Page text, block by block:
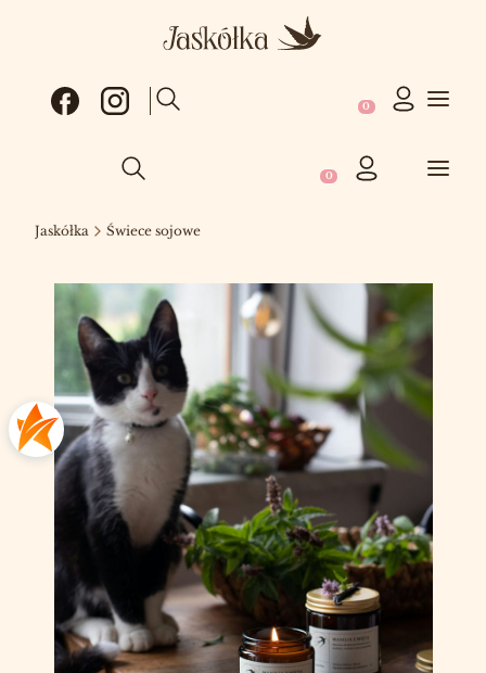
Otwórz wyszukiwarkę Produkty w
Otwórz wyszukiwarkę Produkty w koszyku:
Jaskółka Świece sojowe